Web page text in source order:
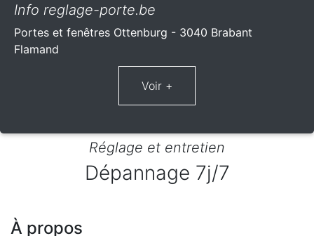
Info reglage-porte.be
Portes et fenêtres Ottenburg - 3040 Brabant
Flamand
Réglage et entretien
Dépannage 7j/7
À propos